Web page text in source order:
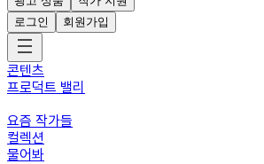
로그인
회원가입
콘텐츠
프로덕트 밸리
요즘 작가들
컬렉션
물어봐